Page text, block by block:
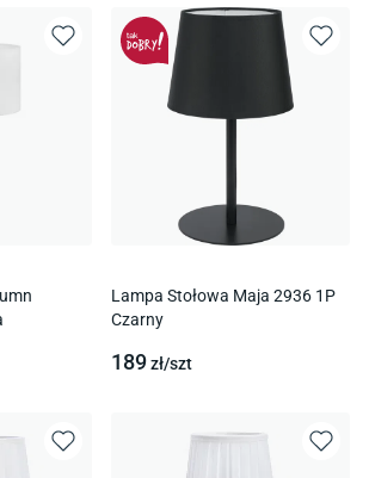
Lampa Stołowa Maja 2936 1P
Czarny
189zł/szt